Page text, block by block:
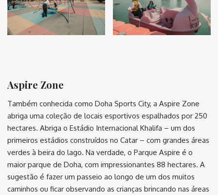
Aspire Zone
Também conhecida como Doha Sports City, a Aspire Zone
abriga uma coleção de locais esportivos espalhados por 250
hectares. Abriga o Estádio Internacional Khalifa – um dos
primeiros estádios construídos no Catar – com grandes áreas
verdes à beira do lago. Na verdade, o Parque Aspire é o
maior parque de Doha, com impressionantes 88 hectares. A
sugestão é fazer um passeio ao longo de um dos muitos
caminhos ou ficar observando as crianças brincando nas áreas